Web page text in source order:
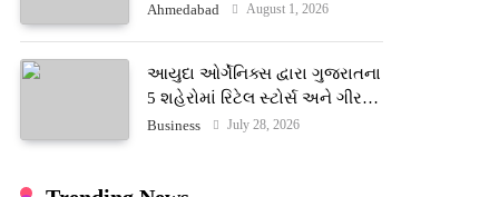
ટેરોટ રીડર પુનિતજી લુલ્લા એ ટેરોટ
Ahmedabad August 1, 2026
આયુદા ઓર્ગેનિક્સ દ્વારા ગુજરાતના
5 શહેરોમાં રિટેલ સ્ટોર્સ અને ગીર
ગાયના વૈદિક વલોણા ઘી-દૂધની શુદ્ધ
Business July 28, 2026